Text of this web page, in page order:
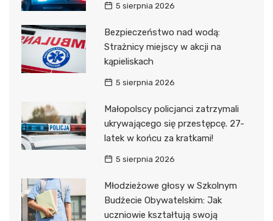
5 sierpnia 2026
Bezpieczeństwo nad wodą:
Strażnicy miejscy w akcji na
kąpieliskach
5 sierpnia 2026
Małopolscy policjanci zatrzymali
ukrywającego się przestępcę. 27-
latek w końcu za kratkami!
5 sierpnia 2026
Młodzieżowe głosy w Szkolnym
Budżecie Obywatelskim: Jak
uczniowie kształtują swoją